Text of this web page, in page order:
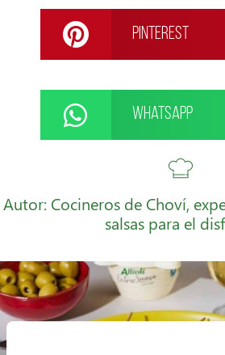
Pinterest
WhatsApp
Autor: Cocineros de Choví,
salsas para el